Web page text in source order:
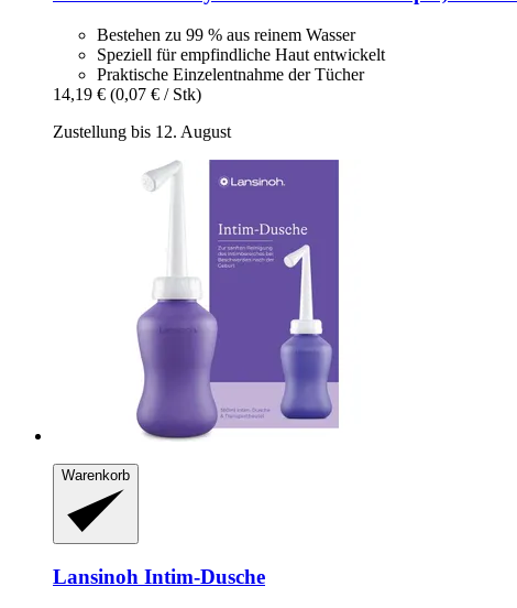
Bestehen zu 99 % aus reinem Wasser
Speziell für empfindliche Haut entwickelt
Praktische Einzelentnahme der Tücher
14,19 € (0,07 € / Stk)
Zustellung bis 12. August
Warenkorb
Lansinoh Intim-​Dusche